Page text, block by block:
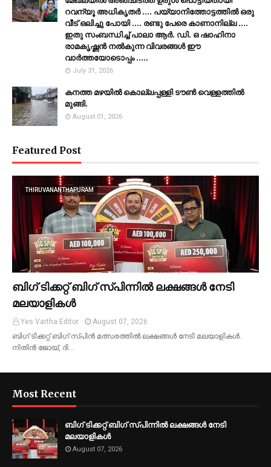
റവന്യൂ അധികൃതർ .... പയ്യാനിത്തോട്ടത്തിൽ ഒരു
വീട് ഒലിച്ചു പോയി .... രണ്ടു പേരെ കാണാനില്ല ....
ഇതു സംബന്ധിച്ച് പാലാ ആർ. ഡി. ഒ ഷാഹിനാ
രാമകൃഷ്ണൻ നൽകുന്ന വിവരങ്ങൾ ഈ
വാർത്തയോടൊപ്പം .....
July 31, 2026
കനത്ത മഴയില്‍ കൊല്ലപ്പള്ളി ടൗണ്‍ വെള്ളത്തില്‍
മുങ്ങി.
August 01, 2026
Featured Post
THIRUVANANTHAPURAM
ബിഗ് ടിക്കറ്റ് ബിഗ് സ്പിന്നില്‍ ലക്ഷങ്ങള്‍ നേടി
മലയാളികള്‍
Yes Vartha Editor
August 07, 2026
ബിഗ് ടിക്കറ്റ് ബിഗ് സ്പിന്‍ മത്സരത്തില്‍ ലക്ഷങ്ങള്‍ നേടി മലയാളികള്‍.
നിതിന്‍ ജോയ്, ദി…
Most Recent
ബിഗ് ടിക്കറ്റ് ബിഗ് സ്പിന്നില്‍ ലക്ഷങ്ങള്‍ നേടി
മലയാളികള്‍
August 07, 2026